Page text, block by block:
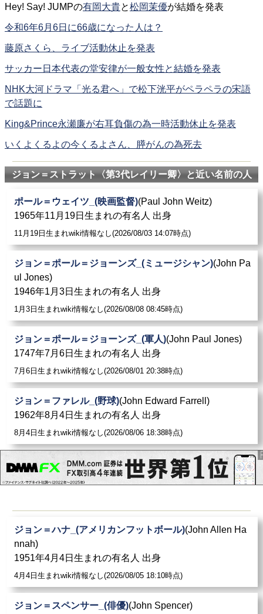
Hey! Say! JUMPの有岡大貴と松岡茉優が結婚を発表
令和6年6月6日に66歳になった人は？
藤原さくら、ライブ活動休止を発表
サッカー日本代表の堂安律が一般女性と結婚を発表
NHK大河ドラマ「光る君へ」で松下洸平がペラペラの宋語
で話題に
King&Prince永瀬廉が右耳負傷の為一時活動休止を発表
いくよくるよの今くるよさん、膵がんの為死去
ジョン＝ストラット〈第3代レイリー卿〉と近い名前の人
ポール＝ウェイツ_(映画監督)(Paul John Weitz)
1965年11月19日生まれの有名人 出身
11月19日生まれwiki情報なし(2026/08/03 14:07時点)
ジョン＝ポール＝ジョーンズ_(ミュージシャン)(John Pa
ul Jones)
1946年1月3日生まれの有名人 出身
1月3日生まれwiki情報なし(2026/08/08 08:45時点)
ジョン＝ポール＝ジョーンズ_(軍人)(John Paul Jones)
1747年7月6日生まれの有名人 出身
7月6日生まれwiki情報なし(2026/08/01 20:38時点)
ジョン＝ファレル_(野球)(John Edward Farrell)
1962年8月4日生まれの有名人 出身
8月4日生まれwiki情報なし(2026/08/06 18:38時点)
ジョン＝ハナ_(アメリカンフットボール)(John Allen Ha
nnah)
1951年4月4日生まれの有名人 出身
4月4日生まれwiki情報なし(2026/08/05 18:10時点)
ジョン＝スペンサー_(俳優)(John Spencer)